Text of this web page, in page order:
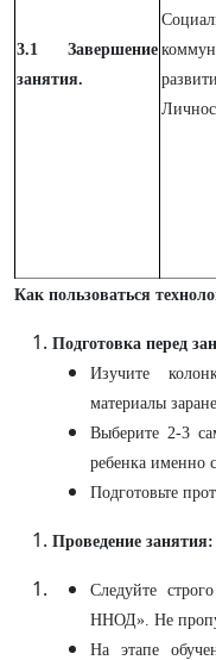
3.1 Завершение
занятия.
Как пользоваться
Подготовка перед
Изучите
материалы
Выберите 2-3
ребенка именно
Подготовьте
Проведение занятия:
Следуйте
ННОД». Не
На этапе